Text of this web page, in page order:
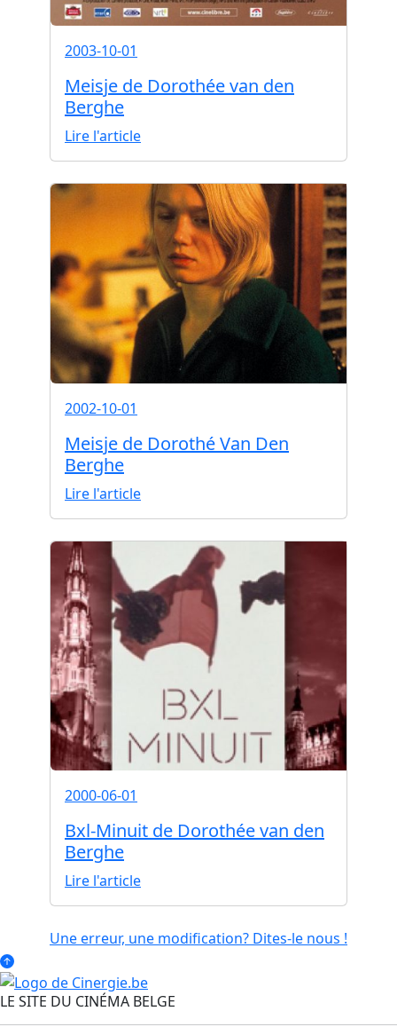
2003-10-01
Meisje de Dorothée van den
Berghe
Lire l'article
2002-10-01
Meisje de Dorothé Van Den
Berghe
Lire l'article
2000-06-01
Bxl-Minuit de Dorothée van den
Berghe
Lire l'article
Une erreur, une modification? Dites-le nous !
LE SITE DU CINÉMA BELGE